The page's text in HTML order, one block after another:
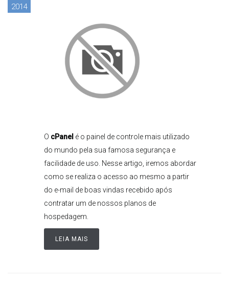
2014
O cPanel é o painel de controle mais utilizado
do mundo pela sua famosa segurança e
facilidade de uso. Nesse artigo, iremos abordar
como se realiza o acesso ao mesmo a partir
do e-mail de boas vindas recebido após
contratar um de nossos planos de
hospedagem.
LEIA MAIS